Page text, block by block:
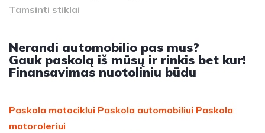
Tamsinti stiklai
Nerandi automobilio pas mus?
Gauk paskolą iš mūsų ir rinkis bet kur!
Finansavimas nuotoliniu būdu
Paskola motociklui Paskola automobiliui Paskola
motoroleriui